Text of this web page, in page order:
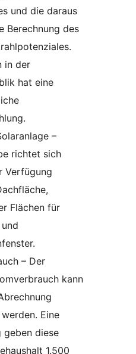
und die daraus
Berechnung des
in der
hat eine
–
richtet sich
Verfügung
Flächen für
– Der
kann
Eine
geben diese
1.500